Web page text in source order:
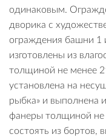
одинаковым.
дворика с
ограждения башни 1
изготовлены из
толщиной не менее
установлена на
рыбка» и выполнена
фанеры толщиной
состоять из бортов,